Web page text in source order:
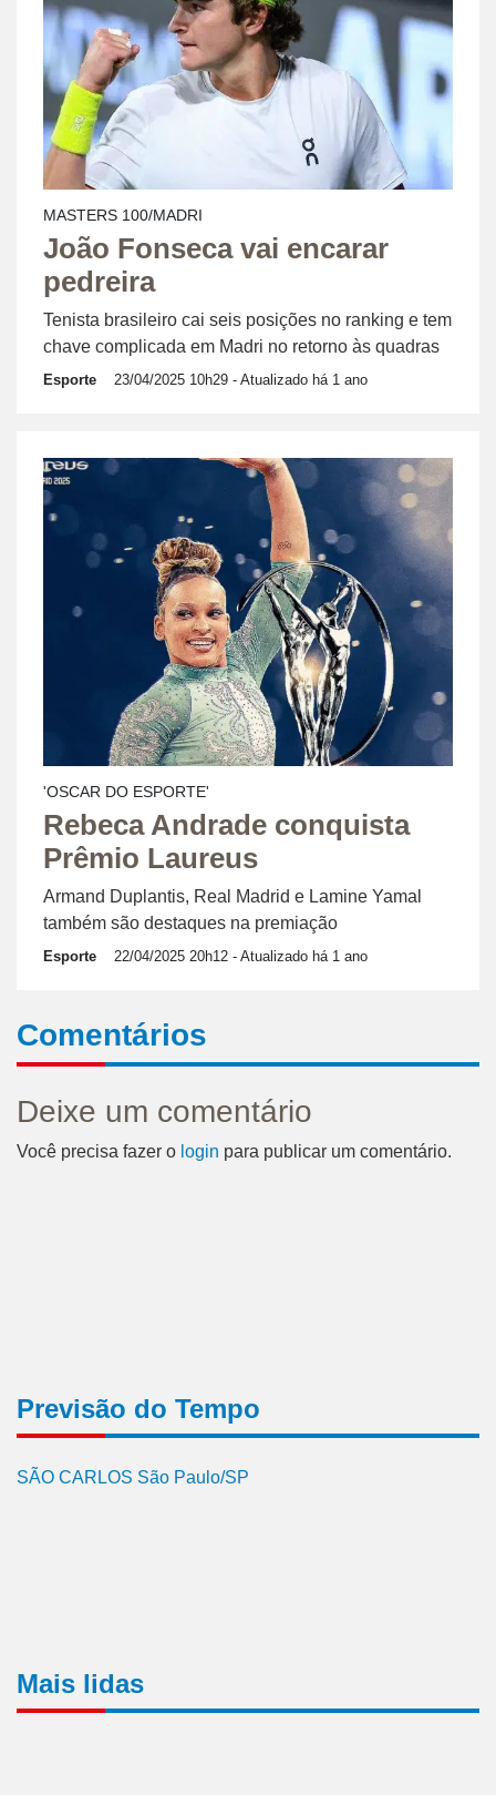
MASTERS 100/MADRI
João Fonseca vai encarar
pedreira
Tenista brasileiro cai seis posições no ranking e tem
chave complicada em Madri no retorno às quadras
Esporte 23/04/2025 10h29 - Atualizado há 1 ano
'OSCAR DO ESPORTE'
Rebeca Andrade conquista
Prêmio Laureus
Armand Duplantis, Real Madrid e Lamine Yamal
também são destaques na premiação
Esporte 22/04/2025 20h12 - Atualizado há 1 ano
Comentários
Deixe um comentário
Você precisa fazer o login para publicar um comentário.
Previsão do Tempo
SÃO CARLOS São Paulo/SP
Mais lidas